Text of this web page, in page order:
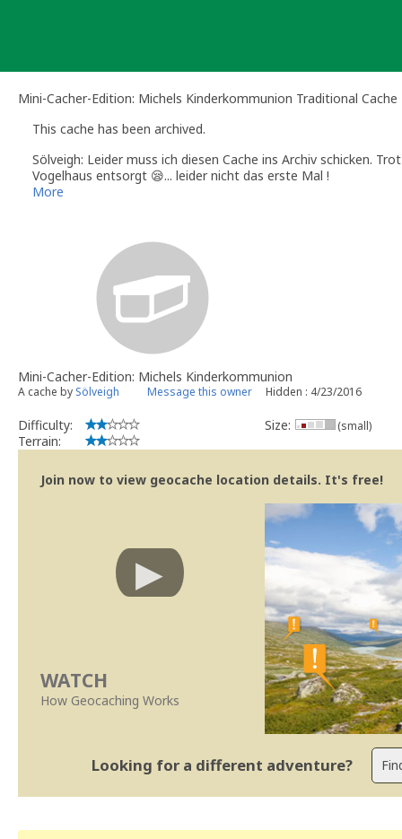
Mini-Cacher-Edition: Michels Kinderkommunion Traditional Cache
This cache has been archived.
Sölveigh: Leider muss ich diesen Cache ins Archiv schicken.
Vogelhaus entsorgt 😪... leider nicht das erste Mal !
More
Mini-Cacher-Edition: Michels Kinderkommunion
A cache by Sölveigh Message this owner Hidden : 4/23/2016
Difficulty:
Terrain:
Size: (small)
Join now to view geocache location details. It's free!
WATCH
How Geocaching Works
Looking for a different adventure?